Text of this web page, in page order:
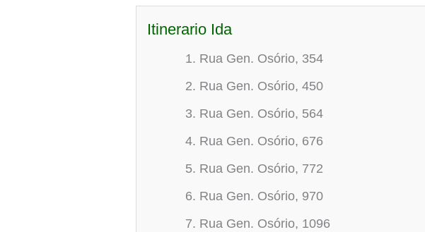
Itinerario Ida
Rua Gen. Osório, 354
Rua Gen. Osório, 450
Rua Gen. Osório, 564
Rua Gen. Osório, 676
Rua Gen. Osório, 772
Rua Gen. Osório, 970
Rua Gen. Osório, 1096